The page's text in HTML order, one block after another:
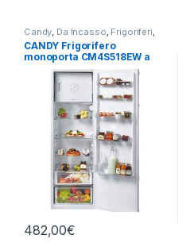
Candy Da Incasso Frigoriferi
Monoporta
CANDY Frigorifero
monoporta CM4S518EW a
incasso
482,00€